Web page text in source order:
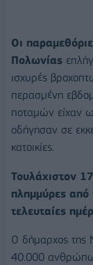
Οι
Πολωνίας
ισχυρές
περασμένη
ποταμών είχαν
οδήγησαν σε
κατοικίες.
Τουλάχιστον
πλημμύρες από
τελευταίες
O δήμαρχος
40.000